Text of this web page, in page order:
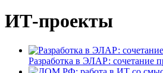
ИТ-проекты
Разработка в ЭЛАР: сочетание